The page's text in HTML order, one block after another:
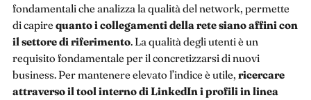
fondamentali che analizza la qualità del network, permette
di capire quanto i collegamenti della rete siano affini con
il settore di riferimento. La qualità degli utenti è un
requisito fondamentale per il concretizzarsi di nuovi
business. Per mantenere elevato l’indice è utile, ricercare
attraverso il tool interno di LinkedIn i profili in linea